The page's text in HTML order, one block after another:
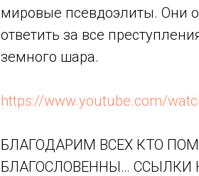
мировые псевдоэлиты. Они
ответить за все
земного шара.
https://www.youtube.com/
БЛАГОДАРИМ ВСЕХ КТО
БЛАГОСЛОВЕННЫ… ССЫЛКИ